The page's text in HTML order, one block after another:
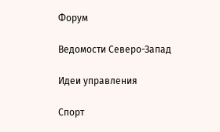
Форум
Ведомости Северо-Запад
Идеи управления
Спорт